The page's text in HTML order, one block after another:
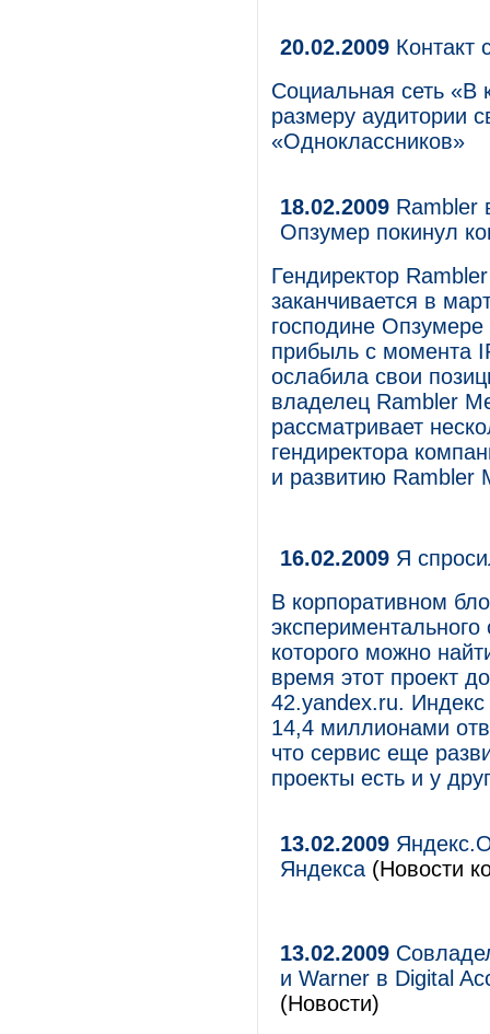
20.02.2009 Контакт
Социальная сеть «В
размеру аудитории
«Одноклассников»
18.02.2009 Rambler
Опзумер покинул
Гендиректор
заканчивается в
господине
прибыль с момента
ослабила свои
владелец Rambler
рассматривает
гендиректора
и развитию Rambler
16.02.2009 Я
В корпоративном
которого можно
время этот проект
42.yandex.ru.
14,4 миллионами
что сервис еще
проекты есть и у
13.02.2009
Яндекса (Новости
13.02.2009
и Warner в Digital
(Новости)